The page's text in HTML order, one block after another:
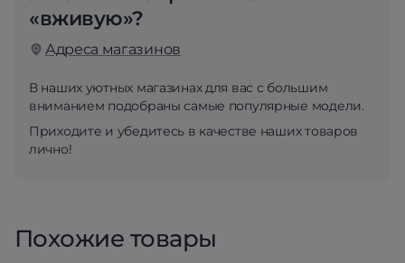
«вживую»?
Адреса магазинов
В наших уютных магазинах для вас с большим
вниманием подобраны самые популярные модели.
Приходите и убедитесь в качестве наших товаров
лично!
Похожие товары